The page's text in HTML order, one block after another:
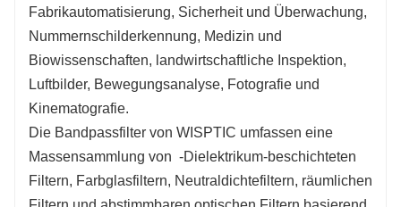
Fabrikautomatisierung, Sicherheit und Überwachung,
Nummernschilderkennung, Medizin und
Biowissenschaften, landwirtschaftliche Inspektion,
Luftbilder, Bewegungsanalyse, Fotografie und
Kinematografie.
Die Bandpassfilter von WISPTIC umfassen eine
Massensammlung von -Dielektrikum-beschichteten
Filtern, Farbglasfiltern, Neutraldichtefiltern, räumlichen